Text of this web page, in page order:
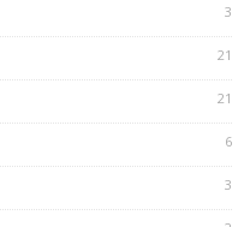
3
21
21
6
3